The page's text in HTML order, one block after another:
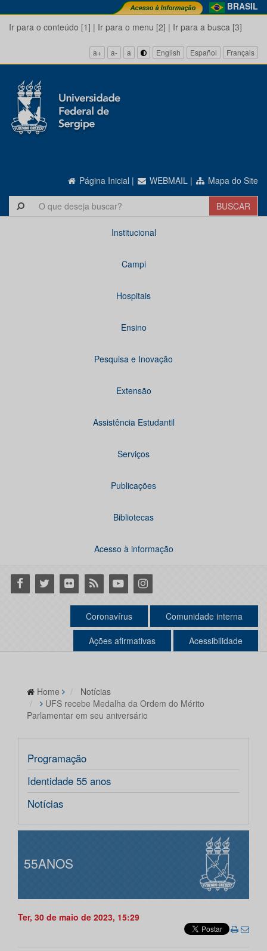
BRASIL
Ir para o conteúdo [1] | Ir para o menu [2] | Ir para a busca [3]
a+ a- a English Español Français
Página Inicial | WEBMAIL | Mapa do Site
Institucional
Campi
Hospitais
Ensino
Pesquisa e Inovação
Extensão
Assistência Estudantil
Serviços
Publicações
Bibliotecas
Acesso à informação
Facebook
Twitter Flickr RSS YoutubeInstagram
Coronavírus Comunidade interna
Ações afirmativas Acessibilidade
Home
Notícias
UFS recebe Medalha da Ordem do Mérito
Parlamentar em seu aniversário
Programação
Identidade 55 anos
Notícias
55ANOS
Ter, 30 de maio de 2023, 15:29